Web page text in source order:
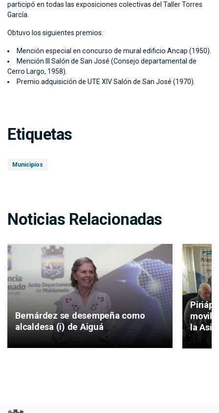
participó en todas las exposiciones colectivas del Taller Torres
García.
Obtuvo los siguientes premios:
Mención especial en concurso de mural edificio Ancap (1950).
Mención III Salón de San José (Consejo departamental de
Cerro Largo, 1958).
Premio adquisición de UTE XIV Salón de San José (1970).
Etiquetas
Municipios
Noticias Relacionadas
Bernárdez se desempeña como
alcaldesa (i) de Aiguá
la